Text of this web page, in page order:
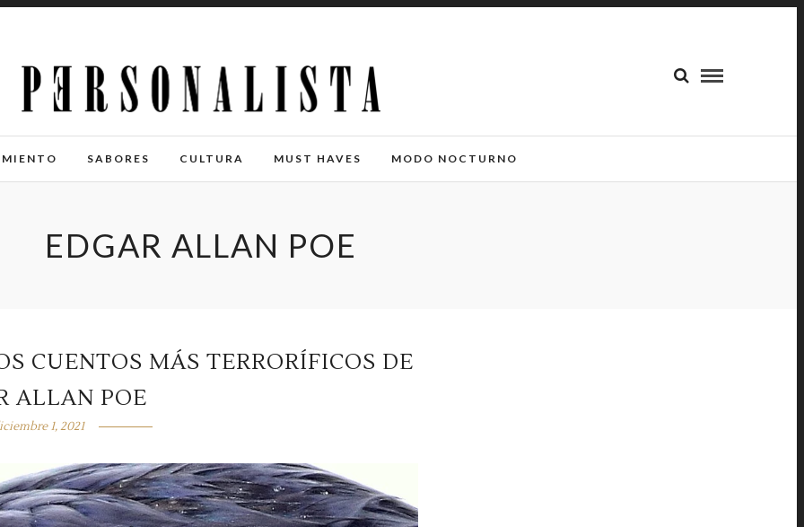
SABORES CULTURA MUST HAVES MODO NOCTURNO
EDGAR ALLAN POE
CUENTOS MÁS TERRORÍFICOS DE
ALLAN POE
1, 2021